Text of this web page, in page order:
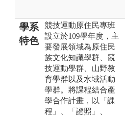
學系
特色
競技運動原住民專班
設立於109學年度，主
要發展領域為原住民
族文化知識學群、競
技運動學群、山野教
育學群以及水域活動
學群。將課程結合產
學合作計畫，以「課
程」、「證照」、